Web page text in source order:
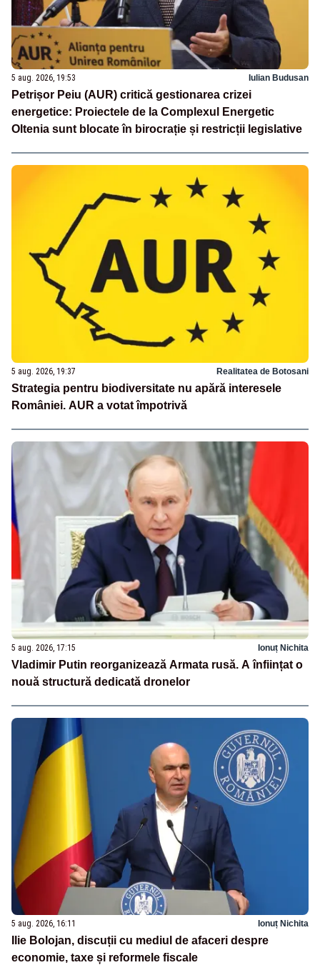
5 aug. 2026, 19:53 Iulian Budusan
Petrișor Peiu (AUR) critică gestionarea crizei
energetice: Proiectele de la Complexul Energetic
Oltenia sunt blocate în birocrație și restricții legislative
5 aug. 2026, 19:37 Realitatea de Botosani
Strategia pentru biodiversitate nu apără interesele
României. AUR a votat împotrivă
5 aug. 2026, 17:15 Ionuț Nichita
Vladimir Putin reorganizează Armata rusă. A înființat o
nouă structură dedicată dronelor
5 aug. 2026, 16:11 Ionuț Nichita
Ilie Bolojan, discuții cu mediul de afaceri despre
economie, taxe și reformele fiscale